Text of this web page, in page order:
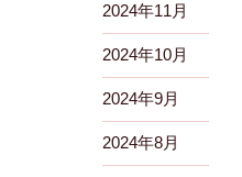
2024年11月
2024年10月
2024年9月
2024年8月